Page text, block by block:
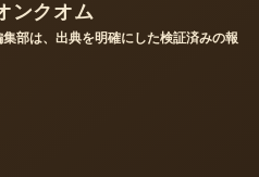
ンクオム
部は、出典を明確にした検証済みの報